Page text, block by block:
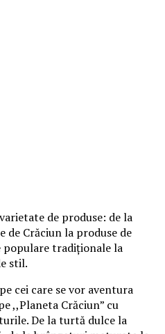
de produse: de la
de Crăciun la produse de
populare tradiționale la
stil.
cei care se vor aventura
,,Planeta Crăciun” cu
De la turtă dulce la